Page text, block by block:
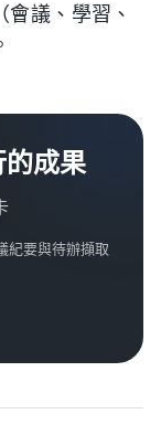
議、學習、
成果
紀要與待辦擷取